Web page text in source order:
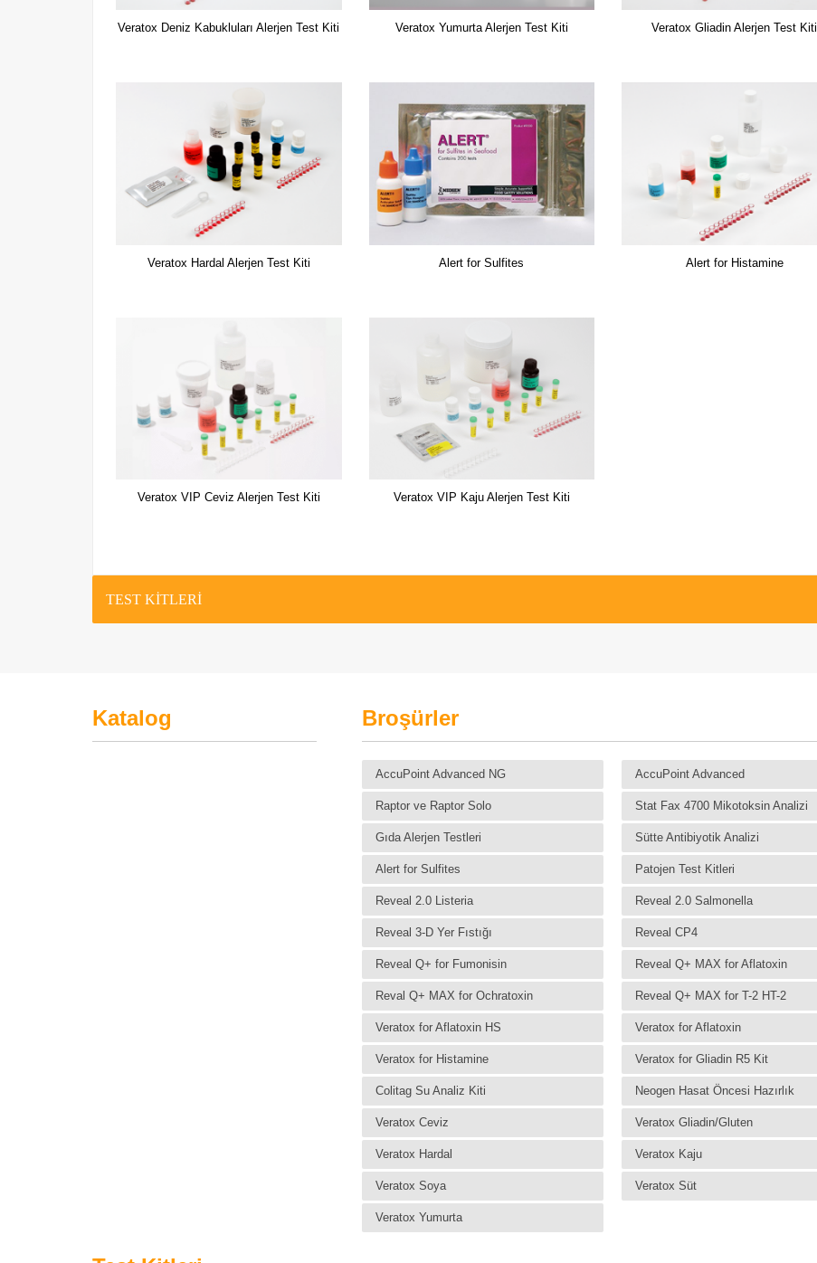
Veratox Deniz Kabukluları Alerjen Test Kiti Veratox Yumurta Alerjen Test Kiti Veratox Gliadin Alerjen Test Kiti
Veratox Hardal Alerjen Test Kiti Alert for Sulfites Alert for Histamine
Veratox VIP Ceviz Alerjen Test Kiti Veratox VIP Kaju Alerjen Test Kiti
TEST KİTLERİ
Katalog Broşürler
AccuPoint Advanced NG AccuPoint Advanced
Raptor ve Raptor Solo Stat Fax 4700 Mikotoksin Analizi
Gıda Alerjen Testleri Sütte Antibiyotik Analizi
Alert for Sulfites Patojen Test Kitleri
Reveal 2.0 Listeria Reveal 2.0 Salmonella
Reveal 3-D Yer Fıstığı Reveal CP4
Reveal Q+ for Fumonisin Reveal Q+ MAX for Aflatoxin
Reval Q+ MAX for Ochratoxin Reveal Q+ MAX for T-2 HT-2
Veratox for Aflatoxin HS Veratox for Aflatoxin
Veratox for Histamine Veratox for Gliadin R5 Kit
Colitag Su Analiz Kiti Neogen Hasat Öncesi Hazırlık
Veratox Ceviz Veratox Gliadin/Gluten
Veratox Hardal Veratox Kaju
Veratox Soya Veratox Süt
Veratox Yumurta